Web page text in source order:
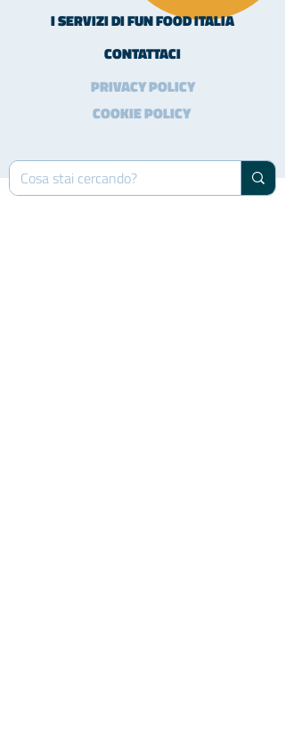
I SERVIZI DI FUN FOOD ITALIA
CONTATTACI
PRIVACY POLICY
COOKIE POLICY